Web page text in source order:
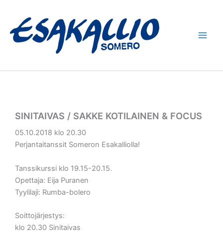
sisältöön
SINITAIVAS / SAKKE KOTILAINEN & FOCUS
05.10.2018 klo 20.30
Perjantaitanssit Someron Esakalliolla!
Tanssikurssi klo 19.15-20.15.
Opettaja: Eija Puranen
Tyylilaji: Rumba-bolero
Soittojärjestys:
klo 20.30 Sinitaivas